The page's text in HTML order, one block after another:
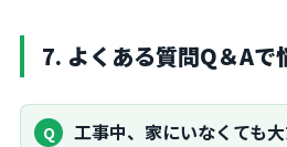
7. よくある質問Q＆Aで
工事中、家にいなくても